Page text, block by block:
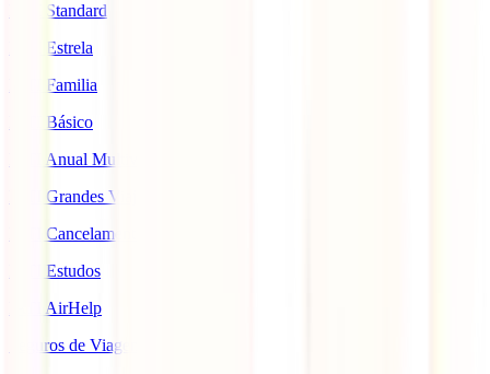
IATI Standard
IATI Estrela
IATI Familia
IATI Básico
IATI Anual Multiviagem
IATI Grandes Viajantes
IATI Cancelamento Premium
IATI Estudos
IATI AirHelp
Seguros de Viagem